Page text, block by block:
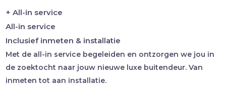
+ All-in service
All-in service
Inclusief inmeten & installatie
Met de all-in service begeleiden en ontzorgen we jou in
de zoektocht naar jouw nieuwe luxe buitendeur. Van
inmeten tot aan installatie.